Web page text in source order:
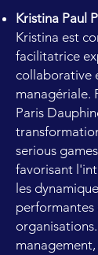
Kristina Paul
Kristina est
facilitatrice
collaborative
managériale.
Paris
serious
favorisant
les
performantes